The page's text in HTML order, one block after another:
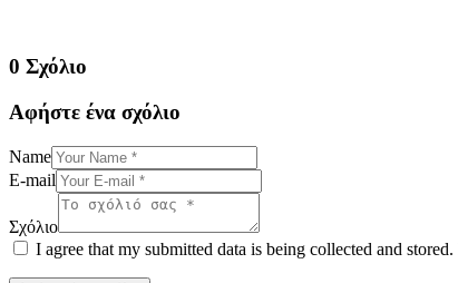
0 Σχόλιο
Αφήστε ένα σχόλιο
Name
E-mail
Σχόλιο
I agree that my submitted data is being collected and